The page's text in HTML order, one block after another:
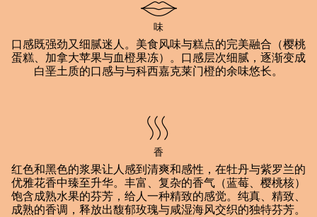
味
口感既强劲又细腻迷人。美食风味与糕点的完美融合（樱桃
蛋糕、加拿大苹果与血橙果冻）。口感层次细腻，逐渐变成
白垩土质的口感与与科西嘉克莱门橙的余味悠长。
香
红色和黑色的浆果让人感到清爽和感性，在牡丹与紫罗兰的
优雅花香中臻至升华。丰富、复杂的香气（蓝莓、樱桃核）
饱含成熟水果的芬芳，给人一种精致的感觉。纯真、精致、
成熟的香调，释放出馥郁玫瑰与咸湿海风交织的独特芬芳。